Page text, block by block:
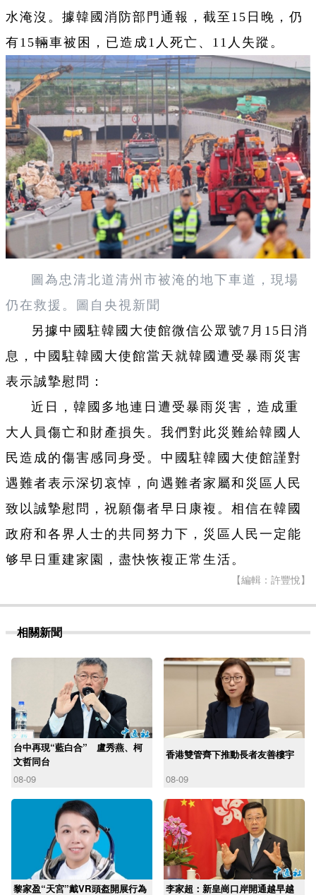
水淹沒。據韓國消防部門通報，截至15日晚，仍
有15輛車被困，已造成1人死亡、11人失蹤。
圖為忠清北道清州市被淹的地下車道，現場
仍在救援。圖自央視新聞
另據中國駐韓國大使館微信公眾號7月15日消
息，中國駐韓國大使館當天就韓國遭受暴雨災害
表示誠摯慰問：
近日，韓國多地連日遭受暴雨災害，造成重
大人員傷亡和財產損失。我們對此災難給韓國人
民造成的傷害感同身受。中國駐韓國大使館謹對
遇難者表示深切哀悼，向遇難者家屬和災區人民
致以誠摯慰問，祝願傷者早日康複。相信在韓國
政府和各界人士的共同努力下，災區人民一定能
够早日重建家園，盡快恢複正常生活。
【編輯：許豐悅】
相關新聞
台中再現“藍白合” 盧秀燕、柯
文哲同台
08-09
香港雙管齊下推動長者友善樓宇
08-09
黎家盈“天宮”戴VR頭盔開展行為 李家超：新皇崗口岸開通越早越